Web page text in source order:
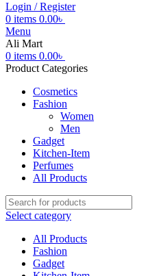
Login / Register
0 items 0.00৳
Menu
Ali Mart
0 items 0.00৳
Product Categories
Cosmetics
Fashion
Women
Men
Gadget
Kitchen-Item
Perfumes
All Products
Select category
All Products
Fashion
Gadget